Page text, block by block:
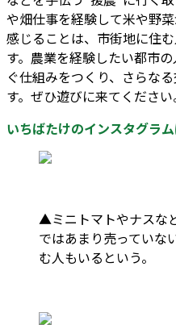
や畑仕事を経験して米や野
感じることは、市街地に住
す。農業を経験したい都市
ぐ仕組みをつくり、さらな
す。ぜひ遊びに来てください
いちばたけのインスタグラ
▲ミニトマトやナスな
ではあまり売っていな
む人もいるという。